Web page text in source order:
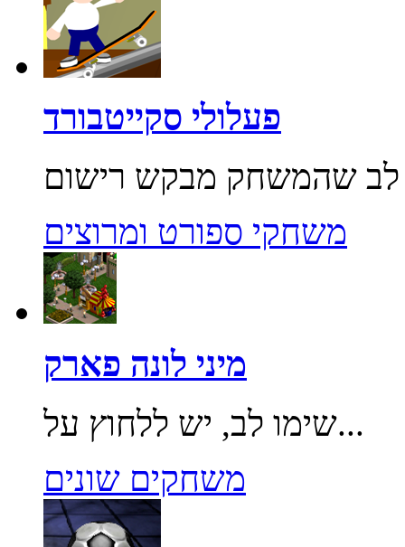
פעלולי סקייטבורד
משחקי ספורט ומרוצים
מיני לונה פארק
שימו לב, יש ללחוץ על...
משחקים שונים